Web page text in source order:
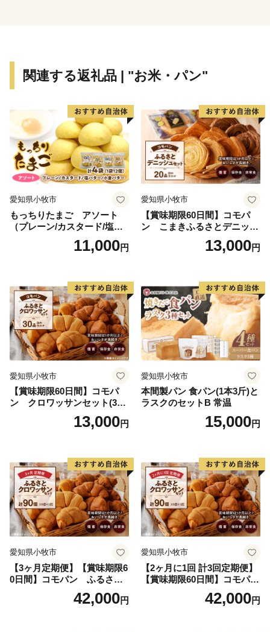
関連する返礼品 | "お米・パン"
愛知県小牧市
もっちりたまご アソート
（プレーン/カスタード/塩バ
ター/小倉バター）11,000円
愛知県小牧市
【賞味期限60日間】コモパ
ン こまきふるさとデニッシ
ュセット（20個入り）／災害
用備蓄 保存食 非常食 防災グ
13,000円
愛知県小牧市
【賞味期限60日間】コモパ
ン クロワッサンセット(30
個入り)／災害用備蓄 保存食
非常食 防災グッズにも
13,000円
愛知県小牧市
本間製パン 食パン(1本3斤)と
ラスクのセットB 常温
15,000円
愛知県小牧市
【3ヶ月定期便】【賞味期限6
0日間】コモパン ふるさと
クロワッサンセット（計90
個）／災害用備蓄 保存食 非
42,000円
愛知県小牧市
【2ヶ月に1回 計3回定期便】
【賞味期限60日間】コモパ
ン ふるさとクロワッサンセ
ット（計90個）／災害用備蓄
42,000円